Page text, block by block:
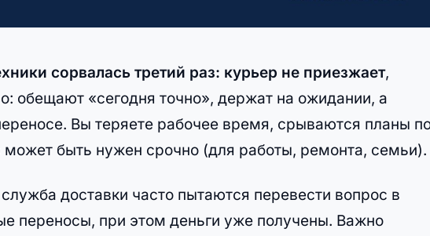
сорвалась третий раз: курьер не приезжает,
обещают «сегодня точно», держат на ожидании, а
Вы теряете рабочее время, срываются планы
быть нужен срочно (для работы, ремонта, семьи).
доставки часто пытаются перевести вопрос в
переносы, при этом деньги уже получены. Важно